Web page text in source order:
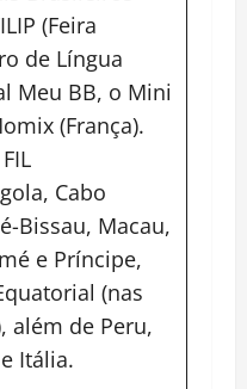
(Feira
de Língua
Meu BB, o Mini
(França).
Cabo
Bissau, Macau,
e Príncipe,
(nas
além de Peru,
Itália.